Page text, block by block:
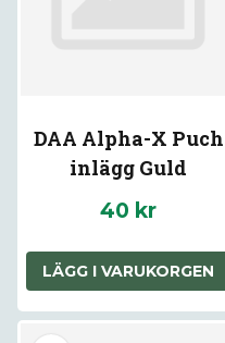
DAA Alpha-X Puch
inlägg Guld
40 kr
LÄGG I VARUKORGEN